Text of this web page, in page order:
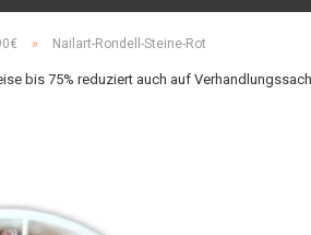
» Nailart-Rondell-Steine-Rot
bis 75% reduziert auch auf